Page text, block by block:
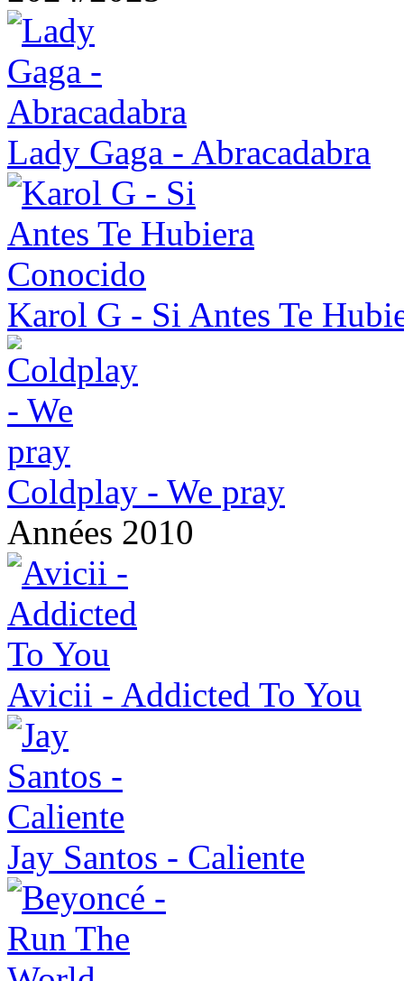
Lady Gaga - Abracadabra
Karol G - Si Antes Te
Coldplay - We pray
Années 2010
Avicii - Addicted To You
Jay Santos - Caliente